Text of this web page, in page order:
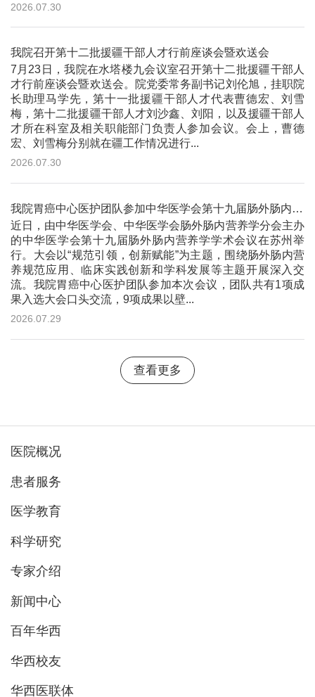
2026.07.30
我院召开第十二批援疆干部人才行前座谈会暨欢送会
7月23日，我院在水塔楼九会议室召开第十二批援疆干部人
才行前座谈会暨欢送会。院党委常务副书记刘伦旭，挂职院
长助理马学先，第十一批援疆干部人才代表曹德宏、刘雪
梅，第十二批援疆干部人才刘沙鑫、刘阳，以及援疆干部人
才所在科室及相关职能部门负责人参加会议。会上，曹德
宏、刘雪梅分别就在疆工作情况进行...
2026.07.30
我院胃癌中心医护团队参加中华医学会第十九届肠外肠内营养学学术会议并作大会交流
近日，由中华医学会、中华医学会肠外肠内营养学分会主办
的中华医学会第十九届肠外肠内营养学学术会议在苏州举
行。大会以“规范引领，创新赋能”为主题，围绕肠外肠内营
养规范应用、临床实践创新和学科发展等主题开展深入交
流。我院胃癌中心医护团队参加本次会议，团队共有1项成
果入选大会口头交流，9项成果以壁...
2026.07.29
查看更多
医院概况
患者服务
医学教育
科学研究
专家介绍
新闻中心
百年华西
华西校友
华西医联体